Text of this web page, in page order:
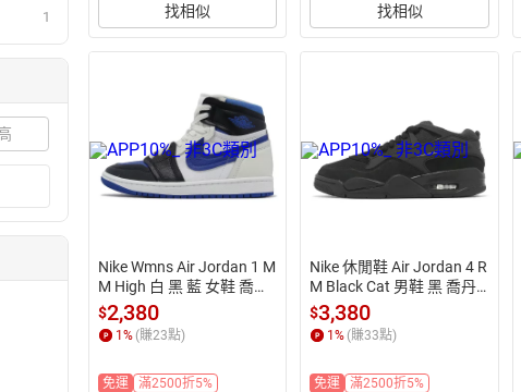
1 找相似 找相似
Nike Wmns Air Jordan 1 M
M High 白 黑 藍 女鞋 喬丹
1代 皮革 高筒 休閒鞋
$2,380
1% (賺23點)
免運
滿2500折5%
Nike 休閒鞋 Air Jordan 4 R
M Black Cat 男鞋 黑 喬丹
復古 緩震
$3,380
1% (賺33點)
免運
滿2500折5%